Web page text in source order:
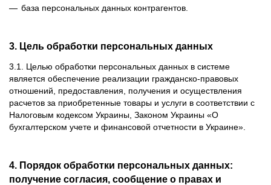
база персональных данных контрагентов.
3. Цель обработки персональных данных
3.1. Целью обработки персональных данных в системе
является обеспечение реализации гражданско-правовых
отношений, предоставления, получения и осуществления
расчетов за приобретенные товары и услуги в соответствии с
Налоговым кодексом Украины, Законом Украины «О
бухгалтерском учете и финансовой отчетности в Украине».
4. Порядок обработки персональных данных:
получение согласия, сообщение о правах и